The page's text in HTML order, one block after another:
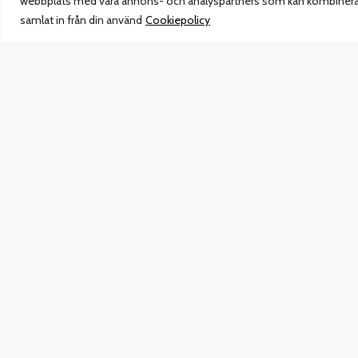
samlat in från din använd Cookiepolicy
Sparbanksgatan 5
793 31 Leksand